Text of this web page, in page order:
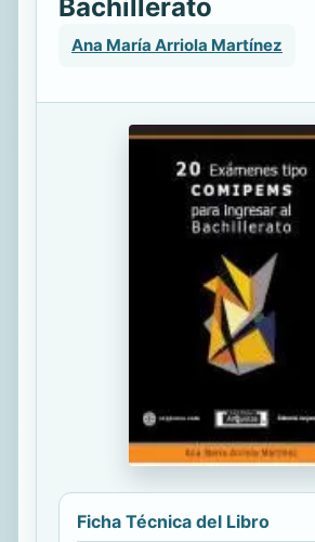
Bachillerato
Ana María Arriola Martínez
Ficha Técnica del Libro